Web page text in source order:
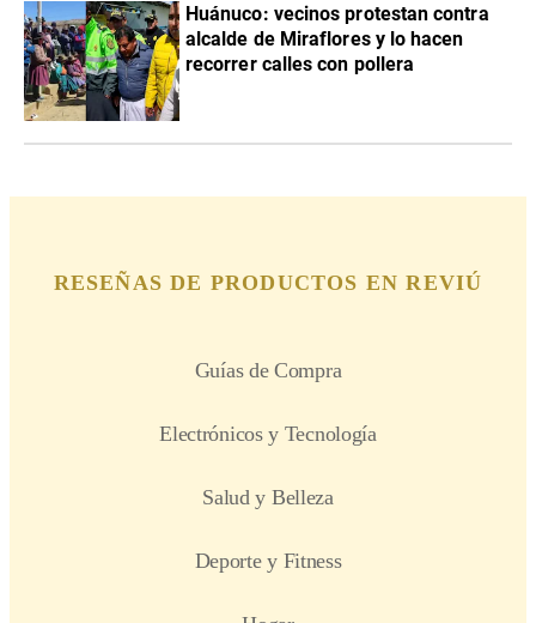
Huánuco: vecinos protestan contra
alcalde de Miraflores y lo hacen
recorrer calles con pollera